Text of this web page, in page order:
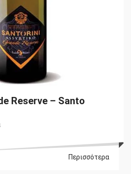
Reserve – Santo
Περισσότερα